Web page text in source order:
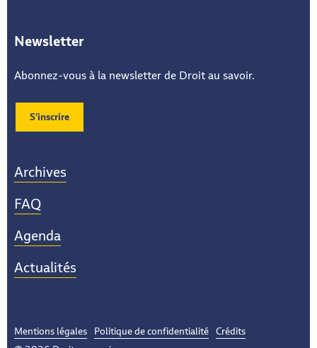
Newsletter
Abonnez-vous à la newsletter de Droit au savoir.
S’inscrire
Archives
FAQ
Agenda
Actualités
Mentions légales Politique de confidentialité Crédits